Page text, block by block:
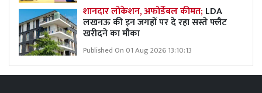
शानदार लोकेशन, अफोर्डेबल कीमत; LDA
लखनऊ की इन जगहों पर दे रहा सस्ते फ्लैट
खरीदने का मौका
Published On 01 Aug 2026 13:10:13